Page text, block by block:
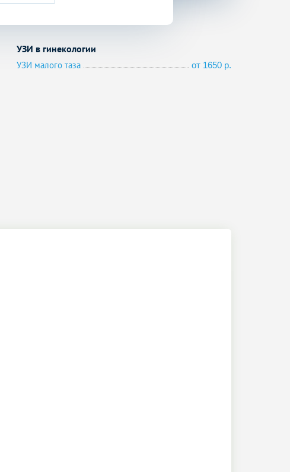
УЗИ в гинекологии
УЗИ малого таза от 1650 р.